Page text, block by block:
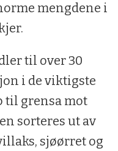
mengdene i
til over 30
i de viktigste
til grensa mot
sorteres ut av
sjøørret og